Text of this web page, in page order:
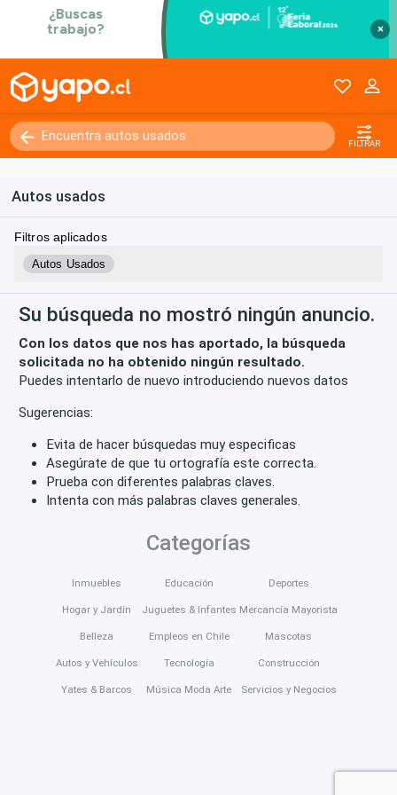
×
FILTRAR
Autos usados
Filtros aplicados
Autos Usados
Su búsqueda no mostró ningún anuncio.
Con los datos que nos has aportado, la búsqueda
solicitada no ha obtenido ningún resultado.
Puedes intentarlo de nuevo introduciendo nuevos datos
Sugerencias:
Evita de hacer búsquedas muy especificas
Asegúrate de que tu ortografía este correcta.
Prueba con diferentes palabras claves.
Intenta con más palabras claves generales.
Categorías
Inmuebles
Hogar y Jardín
Belleza
Autos y Vehículos
Yates & Barcos
Educación
Juguetes & Infantes
Empleos en Chile
Tecnología
Música Moda Arte
Deportes
Mercancía Mayorista
Mascotas
Construcción
Servicios y Negocios
0 - 250000+